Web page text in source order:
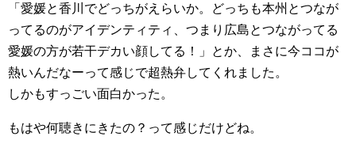
「愛媛と香川でどっちがえらいか。どっちも本州とつなが
ってるのがアイデンティティ、つまり広島とつながってる
愛媛の方が若干デカい顔してる！」とか、まさに今ココが
熱いんだなーって感じで超熱弁してくれました。
しかもすっごい面白かった。
もはや何聴きにきたの？って感じだけどね。